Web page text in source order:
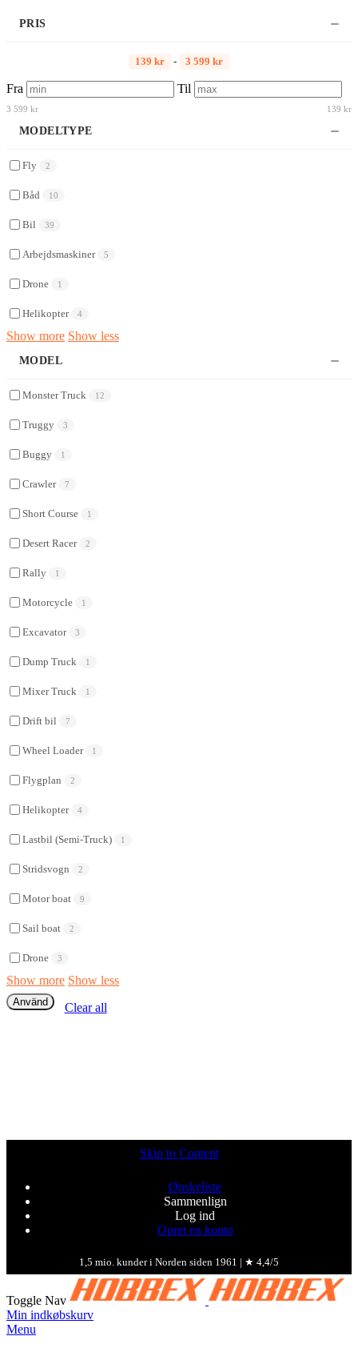
PRIS
139 kr - 3 599 kr
Fra Til
3 599 kr 139 kr
MODELTYPE
Fly 2
Båd 10
Bil 39
Arbejdsmaskiner 5
Drone 1
Helikopter 4
Show more Show less
MODEL
Monster Truck 12
Truggy 3
Buggy 1
Crawler 7
Short Course 1
Desert Racer 2
Rally 1
Motorcycle 1
Excavator 3
Dump Truck 1
Mixer Truck 1
Drift bil 7
Wheel Loader 1
Flygplan 2
Helikopter 4
Lastbil (Semi-Truck) 1
Stridsvogn 2
Motor boat 9
Sail boat 2
Drone 3
Show more Show less
Använd Clear all
Skip to Content
Ønskeliste
Sammenlign
Log ind
Opret en konto
1,5 mio. kunder i Norden siden 1961 | ★ 4,4/5
Toggle Nav
Min indkøbskurv
Menu